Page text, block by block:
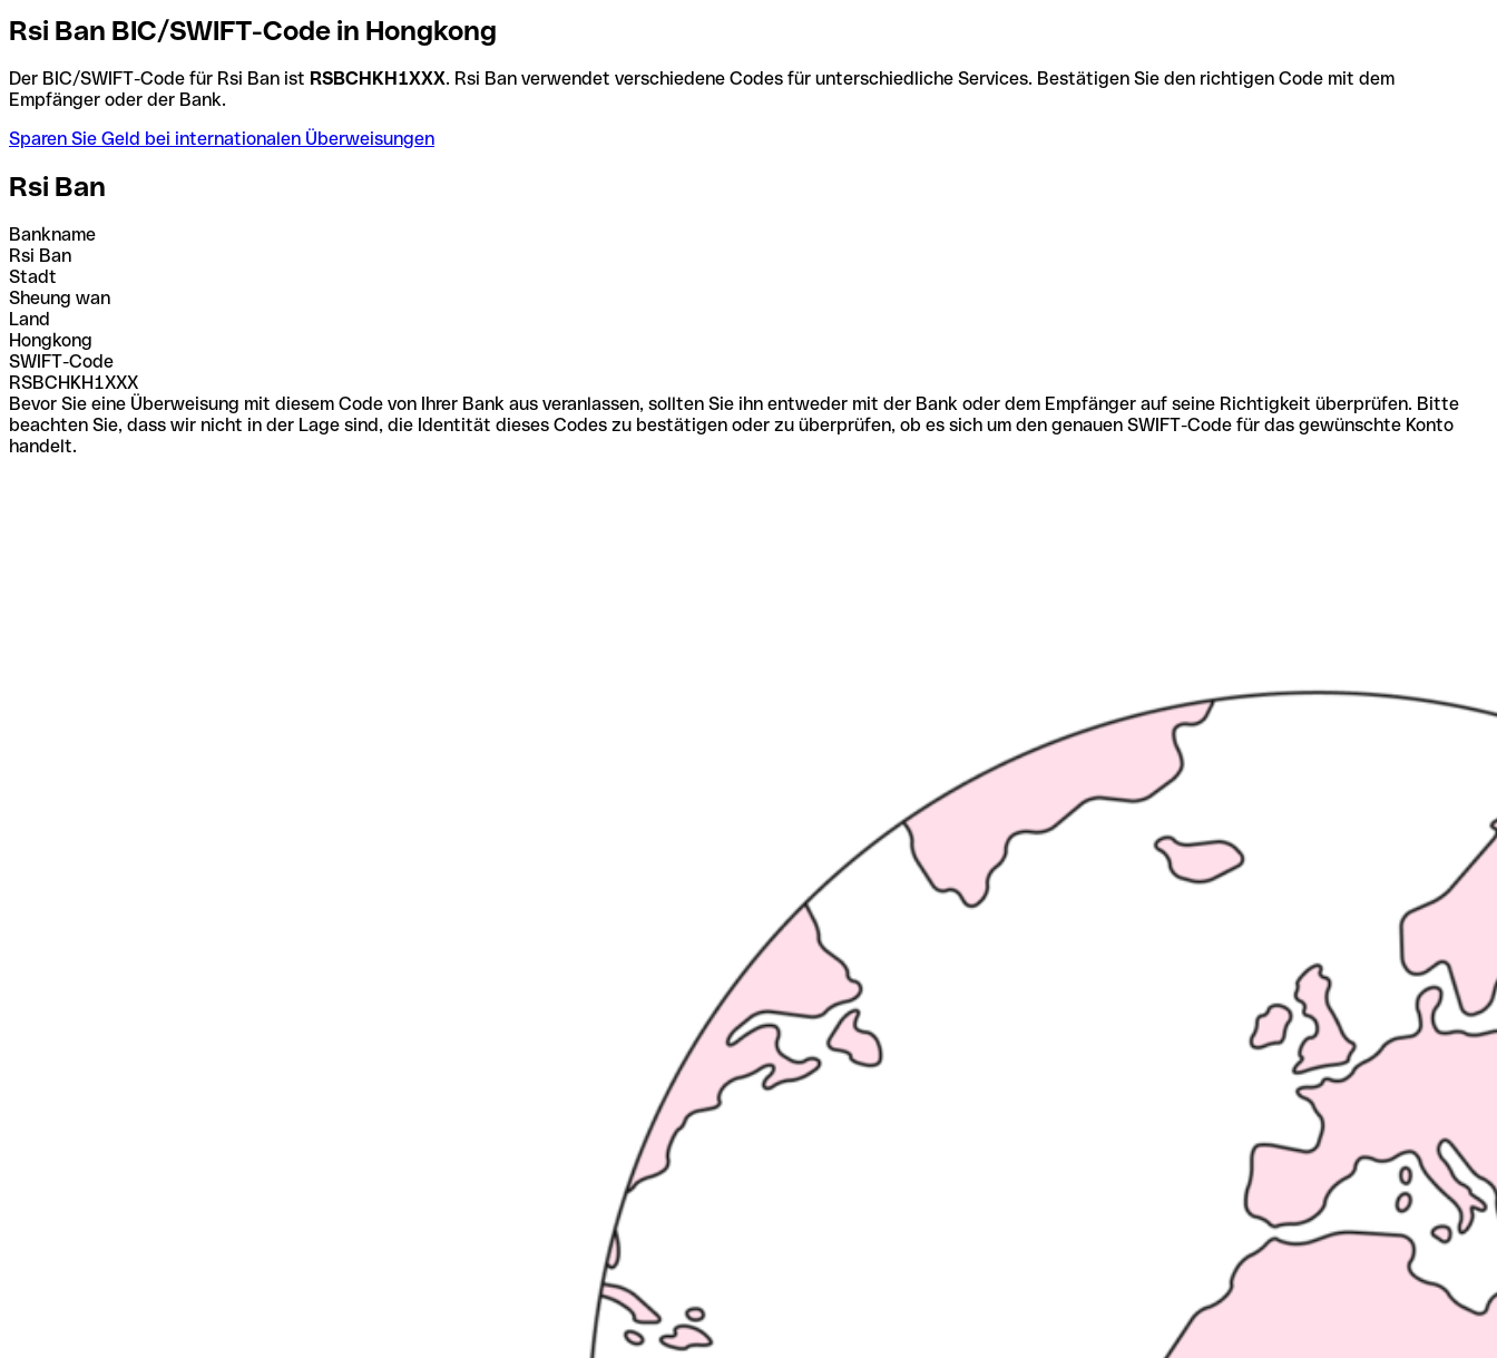
Rsi Ban BIC/SWIFT-Code in Hongkong
Der BIC/SWIFT-Code für Rsi Ban ist RSBCHKH1XXX. Rsi Ban verwendet verschiedene Codes für unterschiedliche Services. Bestätigen Sie den richtigen Code mit dem
Empfänger oder der Bank.
Sparen Sie Geld bei internationalen Überweisungen
Rsi Ban
Bankname
Rsi Ban
Stadt
Sheung wan
Land
Hongkong
SWIFT-Code
RSBCHKH1XXX
Bevor Sie eine Überweisung mit diesem Code von Ihrer Bank aus veranlassen, sollten Sie ihn entweder mit der Bank oder dem Empfänger auf seine Richtigkeit überprüfen. Bitte
beachten Sie, dass wir nicht in der Lage sind, die Identität dieses Codes zu bestätigen oder zu überprüfen, ob es sich um den genauen SWIFT-Code für das gewünschte Konto
handelt.